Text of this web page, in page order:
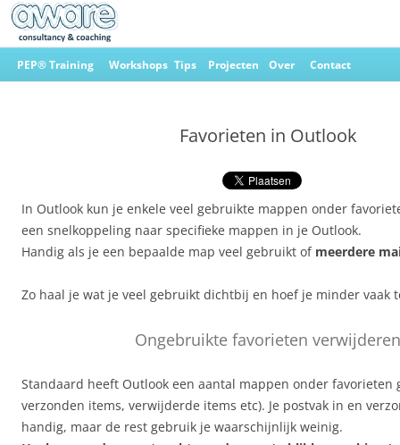
Ga
naar
PEP® Training Workshops Tips Projecten Over Contact
Favorieten in Outlook
In Outlook kun je enkele veel gebruikte mappen onder
een snelkoppeling naar specifieke mappen in je Outlook.
Handig als je een bepaalde map veel gebruikt of meerdere
Zo haal je wat je veel gebruikt dichtbij en hoef je minder vaak
Ongebruikte favorieten verwijderen
Standaard heeft Outlook een aantal mappen onder favorieten
verzonden items, verwijderde items etc). Je postvak in en
handig, maar de rest gebruik je waarschijnlijk weinig.